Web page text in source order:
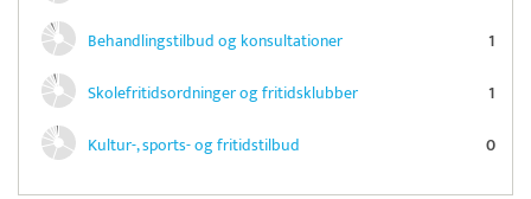
Behandlingstilbud og konsultationer
1
Skolefritidsordninger og fritidsklubber
1
Kultur-, sports- og fritidstilbud
0